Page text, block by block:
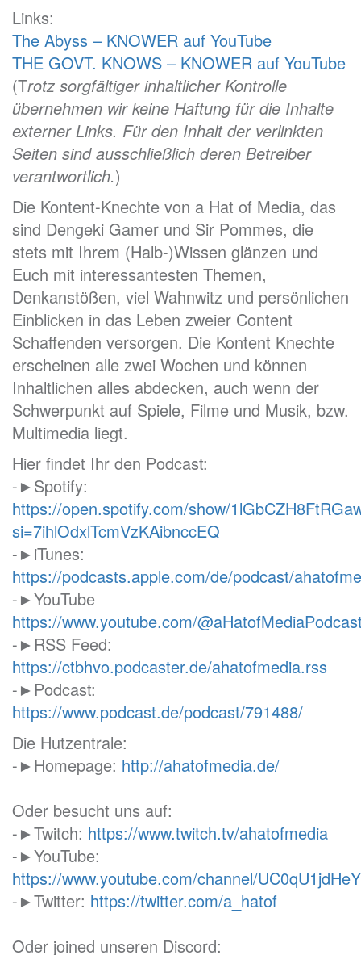
Links:
The Abyss – KNOWER auf YouTube
THE GOVT. KNOWS – KNOWER auf YouTube
(Trotz sorgfältiger inhaltlicher Kontrolle
übernehmen wir keine Haftung für die Inhalte
externer Links. Für den Inhalt der verlinkten
Seiten sind ausschließlich deren Betreiber
verantwortlich.)
Die Kontent-Knechte von a Hat of Media, das
sind Dengeki Gamer und Sir Pommes, die
stets mit Ihrem (Halb-)Wissen glänzen und
Euch mit interessantesten Themen,
Denkanstößen, viel Wahnwitz und persönlichen
Einblicken in das Leben zweier Content
Schaffenden versorgen. Die Kontent Knechte
erscheinen alle zwei Wochen und können
Inhaltlichen alles abdecken, auch wenn der
Schwerpunkt auf Spiele, Filme und Musik, bzw.
Multimedia liegt.
Hier findet Ihr den Podcast:
-►Spotify:
https://open.spotify.com/show/
si=7ihlOdxlTcmVzKAibnccEQ
-►iTunes:
https://podcasts.apple.com/de/podcast/
-►YouTube
https://www.youtube.com/
-►RSS Feed:
https://ctbhvo.podcaster.de/ahatofmedia.rss
-►Podcast:
https://www.podcast.de/podcast/791488/
Die Hutzentrale:
-►Homepage: http://ahatofmedia.de/
Oder besucht uns auf:
-►Twitch: https://www.twitch.tv/ahatofmedia
-►YouTube:
https://www.youtube.com/channel/
-►Twitter: https://twitter.com/a_hatof
Oder joined unseren Discord: